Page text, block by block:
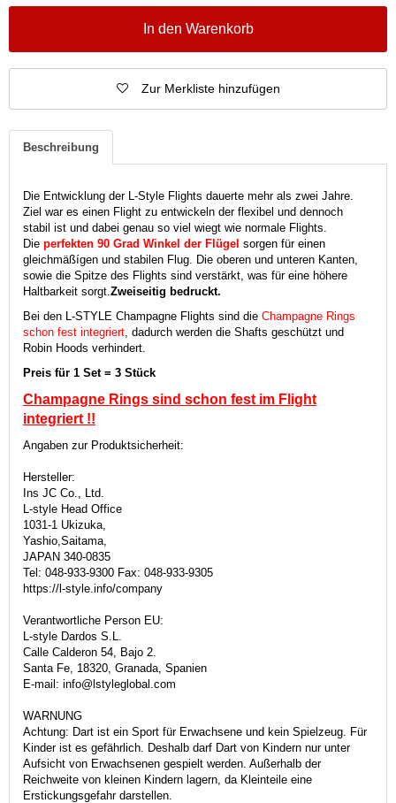
In den Warenkorb
Zur Merkliste hinzufügen
Beschreibung
Die Entwicklung der L-Style Flights dauerte mehr als zwei Jahre.
Ziel war es einen Flight zu entwickeln der flexibel und dennoch
stabil ist und dabei genau so viel wiegt wie normale Flights.
Die perfekten 90 Grad Winkel der Flügel sorgen für einen
gleichmäßígen und stabilen Flug. Die oberen und unteren Kanten,
sowie die Spitze des Flights sind verstärkt, was für eine höhere
Haltbarkeit sorgt. Zweiseitig bedruckt.
Bei den L-STYLE Champagne Flights sind die Champagne Rings
schon fest integriert , dadurch werden die Shafts geschützt und
Robin Hoods verhindert.
Preis für 1 Set = 3 Stück
Champagne Rings sind schon fest im Flight
integriert !!
Angaben zur Produktsicherheit:
Hersteller:
Ins JC Co., Ltd.
L-style Head Office
1031-1 Ukizuka,
Yashio,Saitama,
JAPAN 340-0835
Tel: 048-933-9300 Fax: 048-933-9305
https://l-style.info/company
Verantwortliche Person EU:
L-style Dardos S.L.
Calle Calderon 54, Bajo 2.
Santa Fe, 18320, Granada, Spanien
E-mail: info@lstyleglobal.com
WARNUNG
Achtung: Dart ist ein Sport für Erwachsene und kein Spielzeug. Für
Kinder ist es gefährlich. Deshalb darf Dart von Kindern nur unter
Aufsicht von Erwachsenen gespielt werden. Außerhalb der
Reichweite von kleinen Kindern lagern, da Kleinteile eine
Erstickungsgefahr darstellen.